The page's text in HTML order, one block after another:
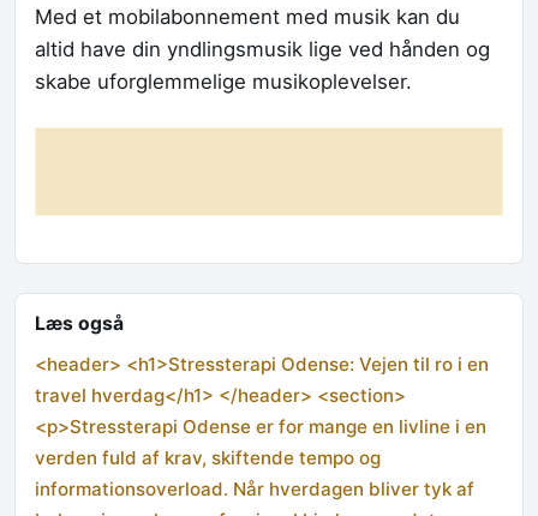
Med et mobilabonnement med musik kan du
altid have din yndlingsmusik lige ved hånden og
skabe uforglemmelige musikoplevelser.
Læs også
<header> <h1>Stressterapi Odense: Vejen til ro i en
travel hverdag</h1> </header> <section>
<p>Stressterapi Odense er for mange en livline i en
verden fuld af krav, skiftende tempo og
informationsoverload. Når hverdagen bliver tyk af